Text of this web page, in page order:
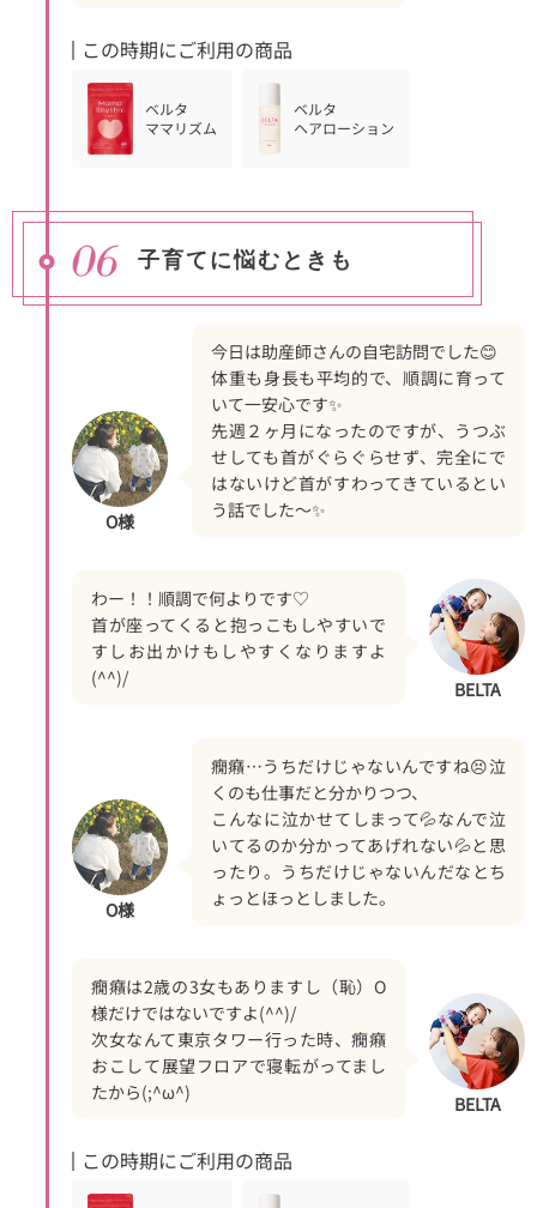
この時期にご利用の商品
ベルタ
ママリズム
ベルタ
ヘアローション
子育てに悩むときも
O様
今日は助産師さんの自宅訪問でした😊
体重も身長も平均的で、順調に育って
いて一安心です✨
先週２ヶ月になったのですが、うつぶ
せしても首がぐらぐらせず、完全にで
はないけど首がすわってきているとい
う話でした～✨
BELTA
わー！！順調で何よりです♡
首が座ってくると抱っこもしやすいで
すしお出かけもしやすくなりますよ
(^^)/
O様
癇癪…うちだけじゃないんですね😣泣
くのも仕事だと分かりつつ、
こんなに泣かせてしまって💦なんで泣
いてるのか分かってあげれない💦と思
ったり。うちだけじゃないんだなとち
ょっとほっとしました。
BELTA
癇癪は2歳の3女もありますし（恥）O
様だけではないですよ(^^)/
次女なんて東京タワー行った時、癇癪
おこして展望フロアで寝転がってまし
たから(;^ω^)
この時期にご利用の商品